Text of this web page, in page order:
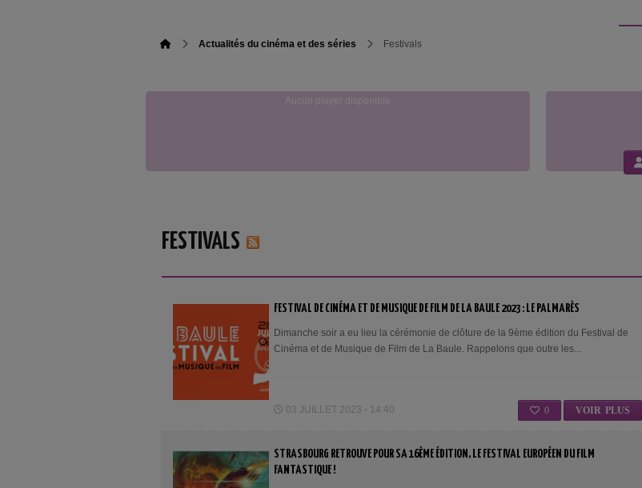
Actualités du cinéma et des séries Festivals
Aucun player disponible
FESTIVALS
FESTIVAL DE CINÉMA ET DE MUSIQUE DE FILM DE LA BAULE 2023 : LE PALMARÈS
Dimanche soir a eu lieu la cérémonie de clôture de la 9ème édition du Festival de
Cinéma et de Musique de Film de La Baule. Rappelons que outre les...
VOIR PLUS
0
03 JUILLET 2023 - 14:40
STRASBOURG RETROUVE POUR SA 16ÈME ÉDITION, LE FESTIVAL EUROPÉEN DU FILM
FANTASTIQUE !